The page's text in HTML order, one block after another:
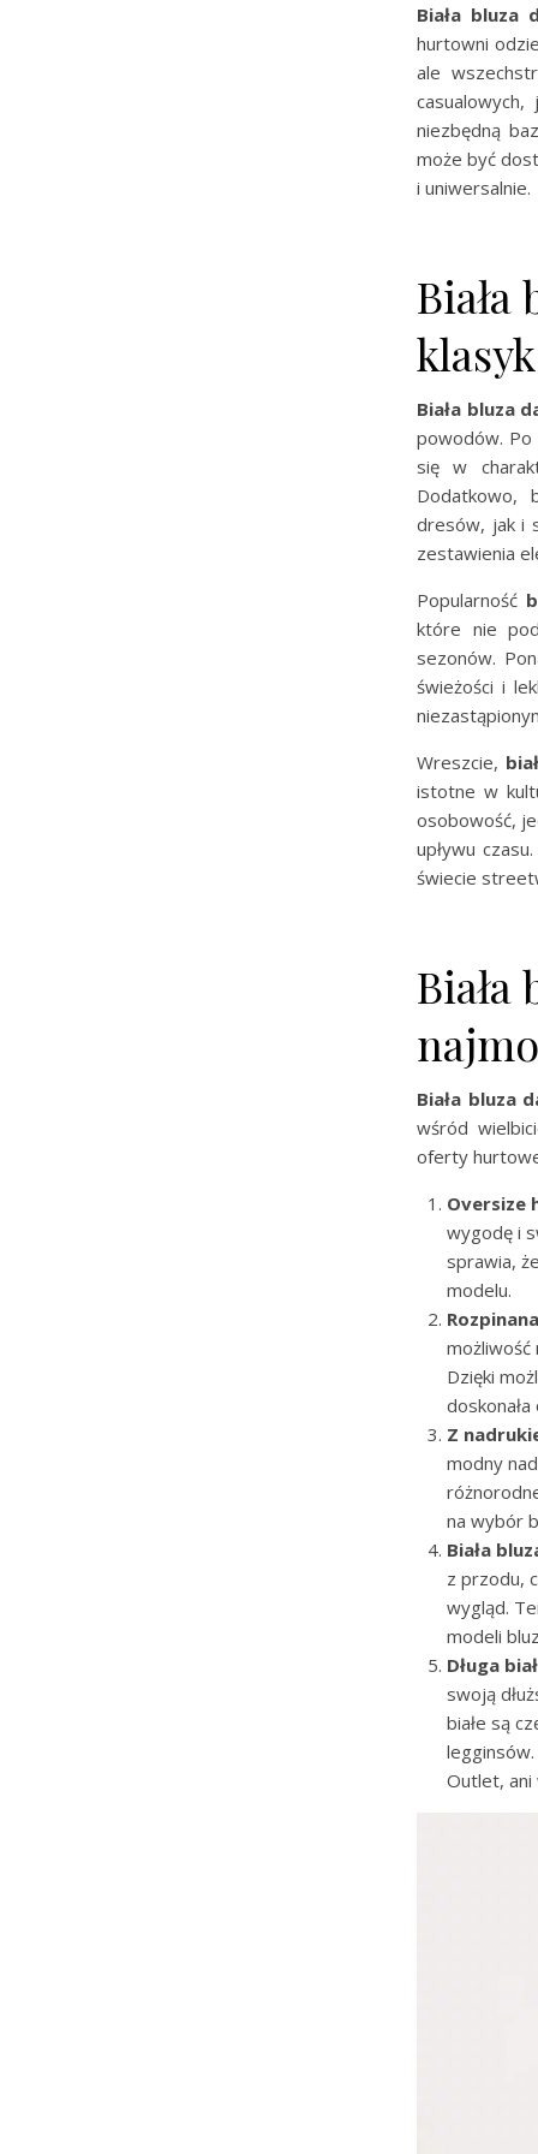
Biała bluza
hurtowni
ale
niezbędną
może być
i uniwersalnie.
Biała
Biała bluza
powodów. Po
się w
Dodatkowo,
dresów, jak i
zestawienia
Popularność
które nie
sezonów.
świeżości i
Wreszcie,
istotne w
osobowość,
upływu
świecie
Biała bluza
wśród
oferty
Oversize
wygodę i
sprawia,
modelu.
Dzięki
Z
modny
na wybór
Biała
z przodu,
wygląd.
modeli
Długa
swoją
białe są
Outlet, ani